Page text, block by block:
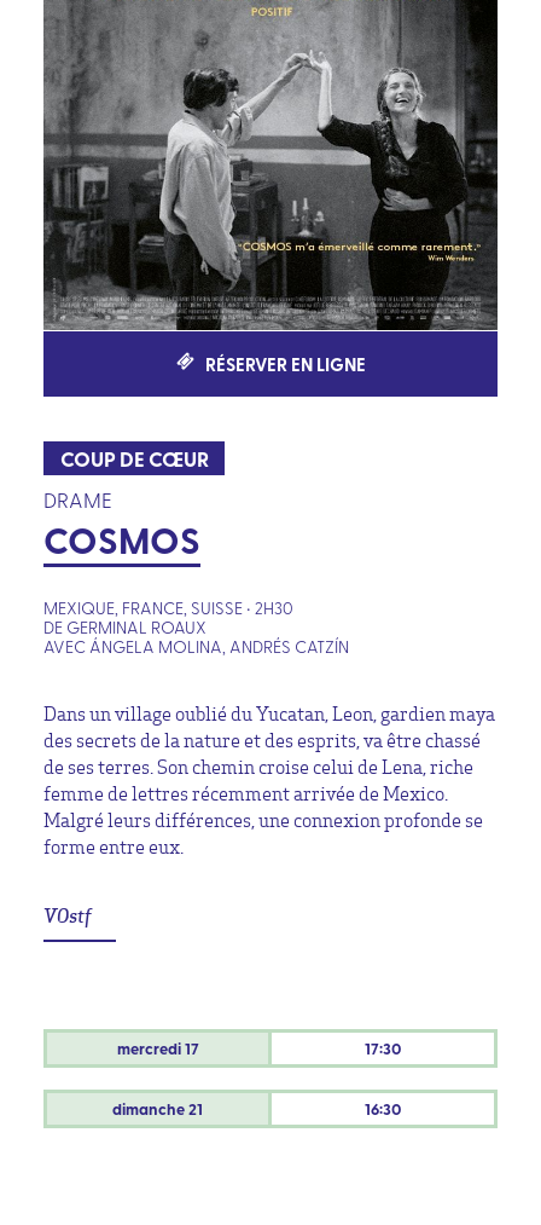
RÉSERVER EN LIGNE
COUP DE CŒUR
DRAME
COSMOS
MEXIQUE, FRANCE, SUISSE • 2H30
DE GERMINAL ROAUX
AVEC ÁNGELA MOLINA, ANDRÉS CATZÍN
Dans un village oublié du Yucatan, Leon, gardien maya
des secrets de la nature et des esprits, va être chassé
de ses terres. Son chemin croise celui de Lena, riche
femme de lettres récemment arrivée de Mexico.
Malgré leurs différences, une connexion profonde se
forme entre eux.
VOstf
mercredi17 17:30
dimanche21 16:30